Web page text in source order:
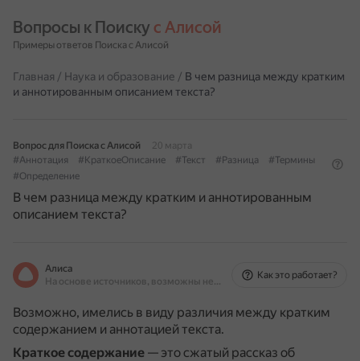
Вопросы к Поиску с Алисой
Примеры ответов Поиска с Алисой
Главная / Наука и образование / В чем разница между кратким
и аннотированным описанием текста?
Вопрос для Поиска с Алисой
20 марта
#Аннотация
#КраткоеОписание #Текст #Разница
#Термины
#Определение
В чем разница между кратким и аннотированным
описанием текста?
Алиса
На основе источников, возможны неточности
Как это работает?
Возможно, имелись в виду различия между кратким
содержанием и аннотацией текста.
Краткое содержание — это сжатый рассказ об